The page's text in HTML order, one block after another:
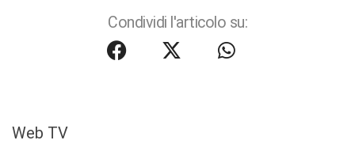
Condividi l'articolo su:
Web TV